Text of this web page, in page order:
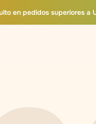
en pedidos superiores a